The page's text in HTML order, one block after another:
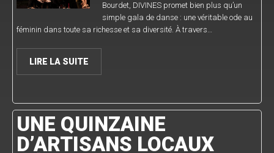
Bourdet, DIVINES promet bien plus qu’un
simple gala de danse : une véritable ode au
féminin dans toute sa richesse et sa diversité. À travers…
LIRE LA SUITE
UNE QUINZAINE
D’ARTISANS LOCAUX